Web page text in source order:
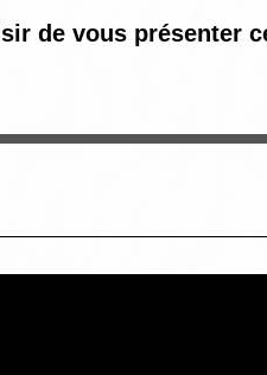
de vous présenter